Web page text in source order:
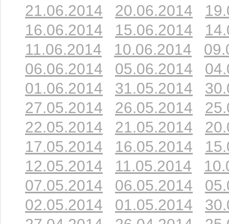
21.06.2014
20.06.2014
16.06.2014
15.06.2014
11.06.2014
10.06.2014
06.06.2014
05.06.2014
01.06.2014
31.05.2014
27.05.2014
26.05.2014
22.05.2014
21.05.2014
17.05.2014
16.05.2014
12.05.2014
11.05.2014
07.05.2014
06.05.2014
02.05.2014
01.05.2014